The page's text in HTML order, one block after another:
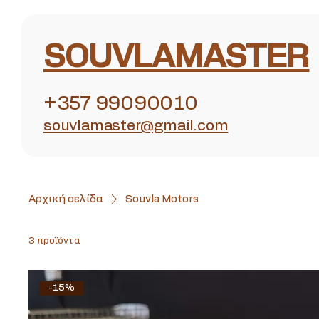
SOUVLAMASTER
+357 99090010
souvlamaster@gmail.com
Αρχική σελίδα Souvla Motors
3 προϊόντα
-15%